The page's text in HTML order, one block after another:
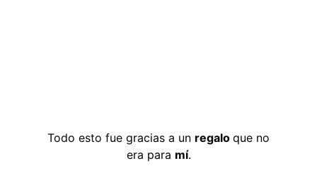
Todo esto fue gracias a un regalo que no
era para mí.